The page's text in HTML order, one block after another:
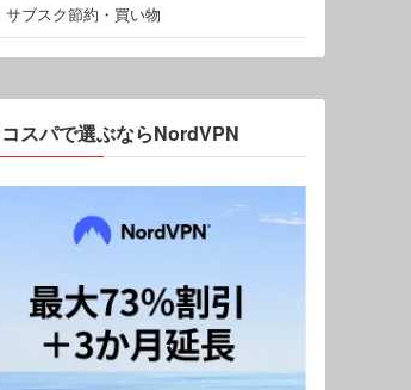
サブスク節約・買い物
コスパで選ぶならNordVPN